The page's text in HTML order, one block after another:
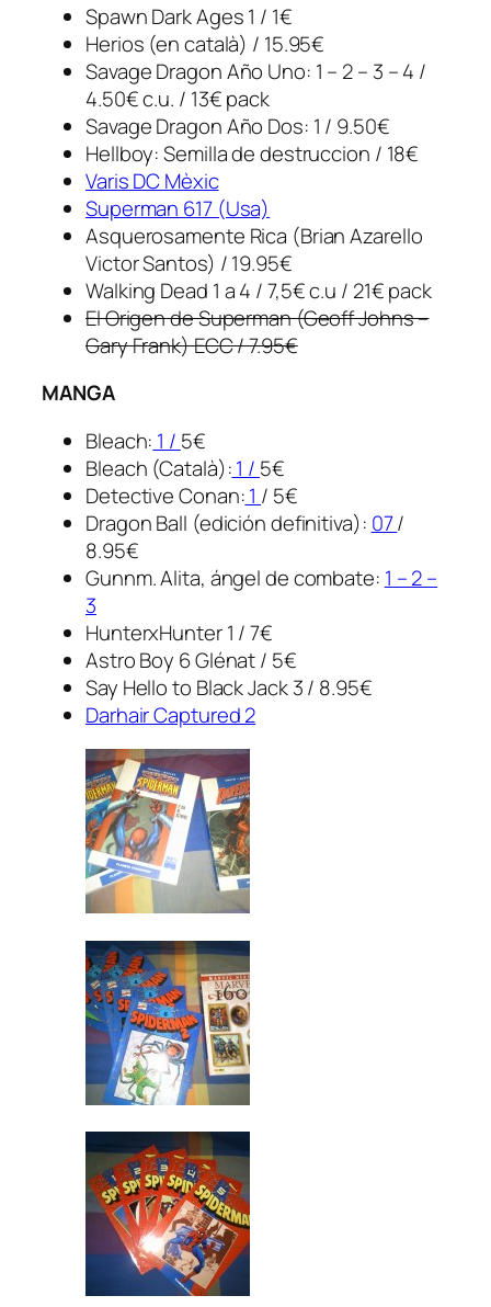
Spawn Dark Ages 1 / 1€
Herios (en català) / 15.95€
Savage Dragon Año Uno: 1 – 2 – 3 – 4 /
4.50€ c.u. / 13€ pack
Savage Dragon Año Dos: 1 / 9.50€
Hellboy: Semilla de destruccion / 18€
Varis DC Mèxic
Superman 617 (Usa)
Asquerosamente Rica (Brian Azarello
Victor Santos) / 19.95€
Walking Dead 1 a 4 / 7,5€ c.u / 21€ pack
El Origen de Superman (Geoff Johns –
Gary Frank) ECC / 7.95€
MANGA
Bleach: 1 / 5€
Bleach (Català):1 / 5€
Detective Conan:1 / 5€
Dragon Ball (edición definitiva): 07/
8.95€
Gunnm. Alita, ángel de combate: 1 – 2 –
3
HunterxHunter 1 / 7€
Astro Boy 6 Glénat / 5€
Say Hello to Black Jack 3 / 8.95€
Darhair Captured 2